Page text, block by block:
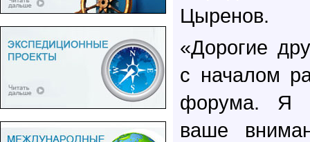
Цыренов.
«Дорогие
с началом
форума. Я
ваше